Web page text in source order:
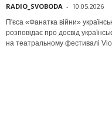
RADIO_SVOBODA - 10.05.2026
П'єса «Фанатка війни»
розповідає про досвід
на театральному фестивалі